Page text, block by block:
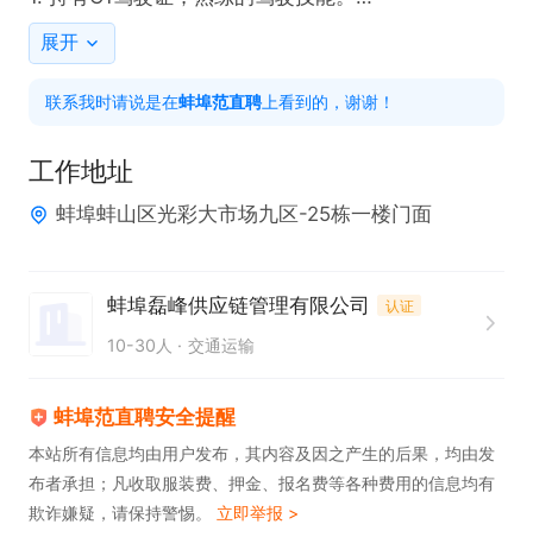
2. 具备良好的安*意识。
蚌埠范直聘看到的！
展开
联系我时请说是在蚌埠范直聘 上看到的，谢谢！
工作地址
蚌埠蚌山区光彩大市场九区-25栋一楼门面
蚌埠磊峰供应链管理有限公司 认证
10-30人 交通运输
蚌埠范直聘安全提醒
本站所有信息均由用户发布，其内容及因之产生的后果，均由发
布者承担；凡收取服装费、押金、报名费等各种费用的信息均有
欺诈嫌疑，请保持警惕。 立即举报 >